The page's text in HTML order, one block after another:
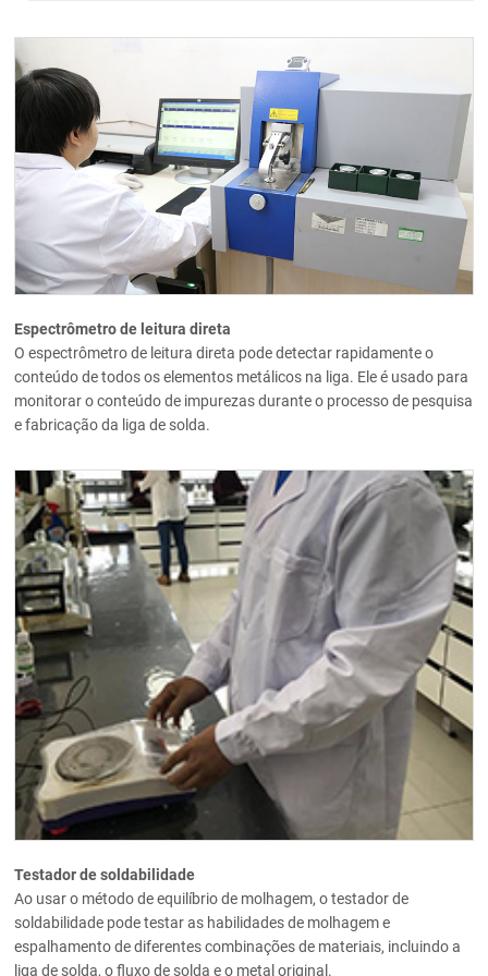
Espectrômetro de leitura direta
O espectrômetro de leitura direta pode detectar rapidamente o
conteúdo de todos os elementos metálicos na liga. Ele é usado para
monitorar o conteúdo de impurezas durante o processo de pesquisa
e fabricação da liga de solda.
Testador de soldabilidade
Ao usar o método de equilíbrio de molhagem, o testador de
soldabilidade pode testar as habilidades de molhagem e
espalhamento de diferentes combinações de materiais, incluindo a
liga de solda, o fluxo de solda e o metal original.